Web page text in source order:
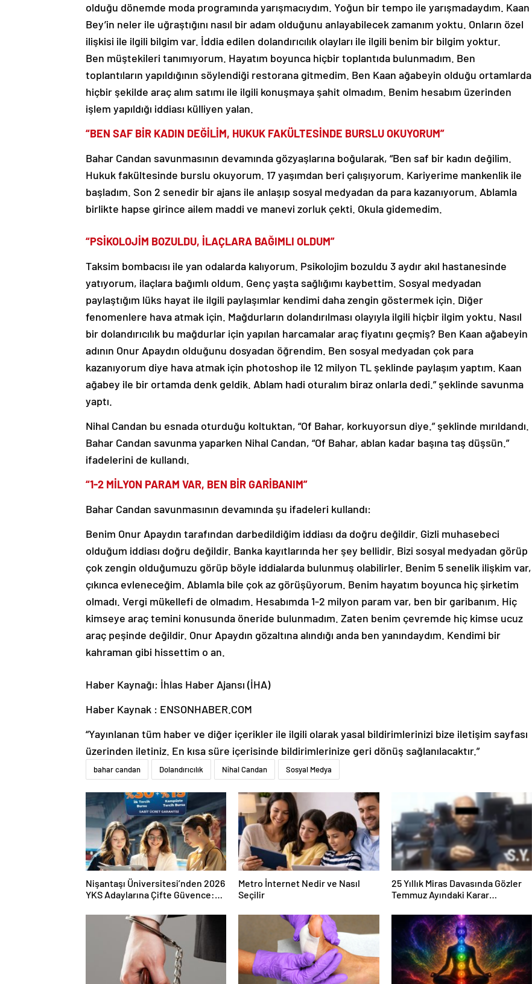
olduğu dönemde moda programında yarışmacıydım. Yoğun bir tempo ile yarışmadaydım. Kaan
Bey’in neler ile uğraştığını nasıl bir adam olduğunu anlayabilecek zamanım yoktu. Onların özel
ilişkisi ile ilgili bilgim var. İddia edilen dolandırıcılık olayları ile ilgili benim bir bilgim yoktur.
Ben müştekileri tanımıyorum. Hayatım boyunca hiçbir toplantıda bulunmadım. Ben
toplantıların yapıldığının söylendiği restorana gitmedim. Ben Kaan ağabeyin olduğu ortamlarda
hiçbir şekilde araç alım satımı ile ilgili konuşmaya şahit olmadım. Benim hesabım üzerinden
işlem yapıldığı iddiası külliyen yalan.
“BEN SAF BİR KADIN DEĞİLİM, HUKUK FAKÜLTESİNDE BURSLU OKUYORUM”
Bahar Candan savunmasının devamında gözyaşlarına boğularak, “Ben saf bir kadın değilim.
Hukuk fakültesinde burslu okuyorum. 17 yaşımdan beri çalışıyorum. Kariyerime mankenlik ile
başladım. Son 2 senedir bir ajans ile anlaşıp sosyal medyadan da para kazanıyorum. Ablamla
birlikte hapse girince ailem maddi ve manevi zorluk çekti. Okula gidemedim.
“PSİKOLOJİM BOZULDU, İLAÇLARA BAĞIMLI OLDUM”
Taksim bombacısı ile yan odalarda kalıyorum. Psikolojim bozuldu 3 aydır akıl hastanesinde
yatıyorum, ilaçlara bağımlı oldum. Genç yaşta sağlığımı kaybettim. Sosyal medyadan
paylaştığım lüks hayat ile ilgili paylaşımlar kendimi daha zengin göstermek için. Diğer
fenomenlere hava atmak için. Mağdurların dolandırılması olayıyla ilgili hiçbir ilgim yoktu. Nasıl
bir dolandırıcılık bu mağdurlar için yapılan harcamalar araç fiyatını geçmiş? Ben Kaan ağabeyin
adının Onur Apaydın olduğunu dosyadan öğrendim. Ben sosyal medyadan çok para
kazanıyorum diye hava atmak için photoshop ile 12 milyon TL şeklinde paylaşım yaptım. Kaan
ağabey ile bir ortamda denk geldik. Ablam hadi oturalım biraz onlarla dedi.” şeklinde savunma
yaptı.
Nihal Candan bu esnada oturduğu koltuktan, “Of Bahar, korkuyorsun diye.” şeklinde mırıldandı.
Bahar Candan savunma yaparken Nihal Candan, “Of Bahar, ablan kadar başına taş düşsün.”
ifadelerini de kullandı.
“1-2 MİLYON PARAM VAR, BEN BİR GARİBANIM”
Bahar Candan savunmasının devamında şu ifadeleri kullandı:
Benim Onur Apaydın tarafından darbedildiğim iddiası da doğru değildir. Gizli muhasebeci
olduğum iddiası doğru değildir. Banka kayıtlarında her şey bellidir. Bizi sosyal medyadan görüp
çok zengin olduğumuzu görüp böyle iddialarda bulunmuş olabilirler. Benim 5 senelik ilişkim var,
çıkınca evleneceğim. Ablamla bile çok az görüşüyorum. Benim hayatım boyunca hiç şirketim
olmadı. Vergi mükellefi de olmadım. Hesabımda 1-2 milyon param var, ben bir garibanım. Hiç
kimseye araç temini konusunda öneride bulunmadım. Zaten benim çevremde hiç kimse ucuz
araç peşinde değildir. Onur Apaydın gözaltına alındığı anda ben yanındaydım. Kendimi bir
kahraman gibi hissettim o an.
Haber Kaynağı: İhlas Haber Ajansı (İHA)
Haber Kaynak : ENSONHABER.COM
“Yayınlanan tüm haber ve diğer içerikler ile ilgili olarak yasal bildirimlerinizi bize iletişim sayfası
üzerinden iletiniz. En kısa süre içerisinde bildirimlerinize geri dönüş sağlanılacaktır.”
bahar candan Dolandırıcılık Nihal Candan Sosyal Medya
Nişantaşı Üniversitesi’nden 2026
YKS Adaylarına Çifte Güvence:
Metro İnternet Nedir ve Nasıl
Seçilir
25 Yıllık Miras Davasında Gözler
Temmuz Ayındaki Karar